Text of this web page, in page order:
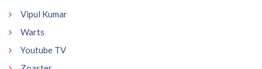
Vipul Kumar
Warts
Youtube TV